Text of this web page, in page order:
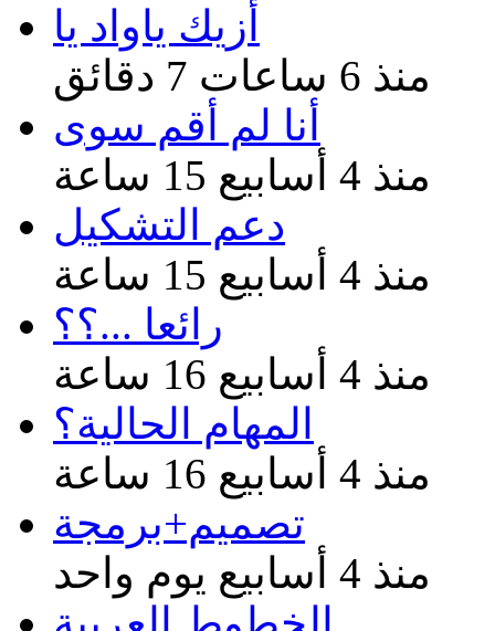
أزيك ياواد يا
منذ 6 ساعات 7 دقائق
أنا لم أقم سوى
منذ 4 أسابيع 15 ساعة
دعم التشكيل
منذ 4 أسابيع 15 ساعة
رائعا ...؟؟
منذ 4 أسابيع 16 ساعة
المهام الحالية؟
منذ 4 أسابيع 16 ساعة
تصميم+برمجة
منذ 4 أسابيع يوم واحد